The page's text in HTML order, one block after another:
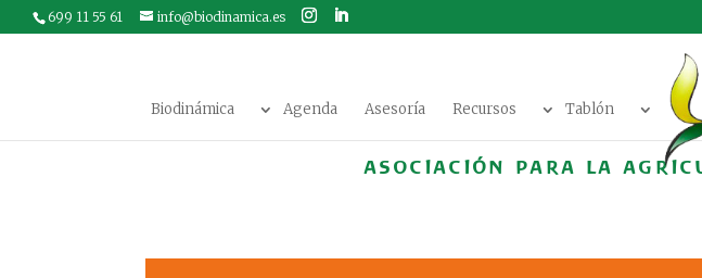
699 11 55 61 info@biodinamica.es
Biodinámica Agenda Asesoría Recursos Tablón
ASOCIACIÓN PARA LA